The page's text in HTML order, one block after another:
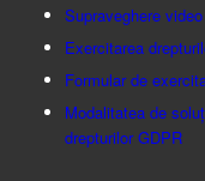
Supraveghere video
Exercitarea
Formular de
Modalitatea de
drepturilor GDPR